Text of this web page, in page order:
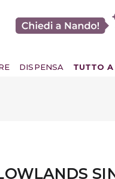
DISPENSA TUTTO